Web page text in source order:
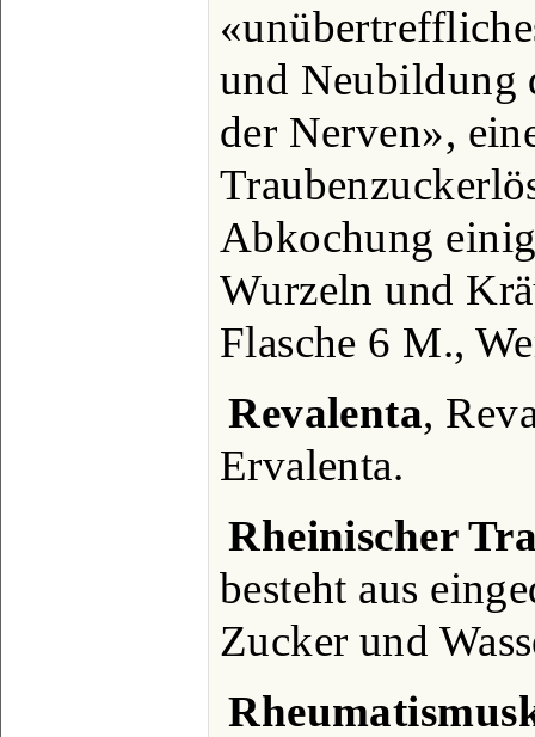
und Neubildung
der Nerven»,
Abkochung
Wurzeln und
Flasche 6 M.,
Revalenta,
Ervalenta.
Rheinischer
besteht aus
Zucker und